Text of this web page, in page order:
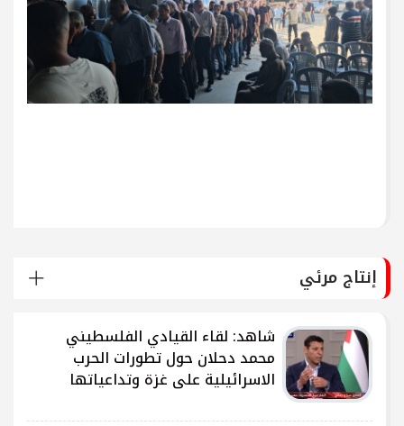
إنتاج مرئي
شاهد: لقاء القيادي الفلسطيني
محمد دحلان حول تطورات الحرب
الاسرائيلية على غزة وتداعياتها